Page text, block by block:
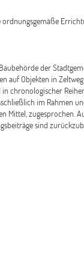
der
auf Objekten in
chronologischer
im Rahmen
Mittel, zugesprochen.
sind